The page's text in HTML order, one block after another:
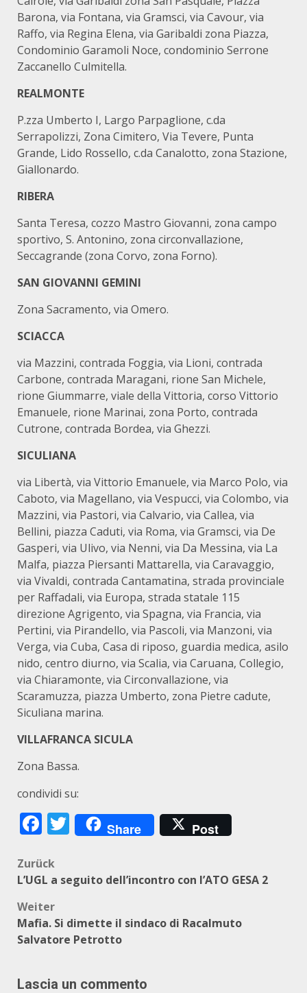
Barona, via Fontana, via Gramsci, via Cavour, via
Raffo, via Regina Elena, via Garibaldi zona Piazza,
Condominio Garamoli Noce, condominio Serrone
Zaccanello Culmitella.
REALMONTE
P.zza Umberto I, Largo Parpaglione, c.da
Serrapolizzi, Zona Cimitero, Via Tevere, Punta
Grande, Lido Rossello, c.da Canalotto, zona Stazione,
Giallonardo.
RIBERA
Santa Teresa, cozzo Mastro Giovanni, zona campo
sportivo, S. Antonino, zona circonvallazione,
Seccagrande (zona Corvo, zona Forno).
SAN GIOVANNI GEMINI
Zona Sacramento, via Omero.
SCIACCA
via Mazzini, contrada Foggia, via Lioni, contrada
Carbone, contrada Maragani, rione San Michele,
rione Giummarre, viale della Vittoria, corso Vittorio
Emanuele, rione Marinai, zona Porto, contrada
Cutrone, contrada Bordea, via Ghezzi.
SICULIANA
via Libertà, via Vittorio Emanuele, via Marco Polo, via
Caboto, via Magellano, via Vespucci, via Colombo, via
Mazzini, via Pastori, via Calvario, via Callea, via
Bellini, piazza Caduti, via Roma, via Gramsci, via De
Gasperi, via Ulivo, via Nenni, via Da Messina, via La
Malfa, piazza Piersanti Mattarella, via Caravaggio,
via Vivaldi, contrada Cantamatina, strada provinciale
per Raffadali, via Europa, strada statale 115
direzione Agrigento, via Spagna, via Francia, via
Pertini, via Pirandello, via Pascoli, via Manzoni, via
Verga, via Cuba, Casa di riposo, guardia medica, asilo
nido, centro diurno, via Scalia, via Caruana, Collegio,
via Chiaramonte, via Circonvallazione, via
Scaramuzza, piazza Umberto, zona Pietre cadute,
Siculiana marina.
VILLAFRANCA SICULA
Zona Bassa.
condividi su:
Facebook
Twitter
Share Post
Beitragsnavigation
Zurück
L’UGL a seguito dell’incontro con l’ATO GESA 2
Weiter
Mafia. Si dimette il sindaco di Racalmuto
Salvatore Petrotto
Lascia un commento